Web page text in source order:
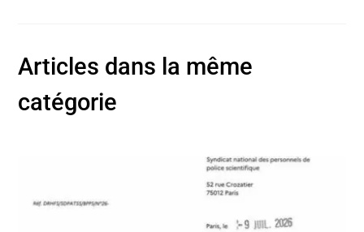
Articles dans la même
catégorie